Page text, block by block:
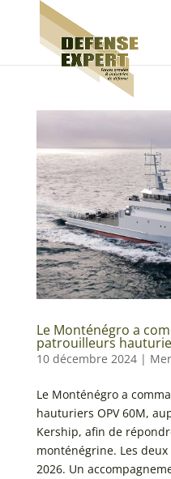
Le Monténégro a
patrouilleurs
10 décembre 2024| Mer
Le Monténégro a
hauturiers OPV 60M,
Kership, afin de
monténégrine. Les
2026. Un